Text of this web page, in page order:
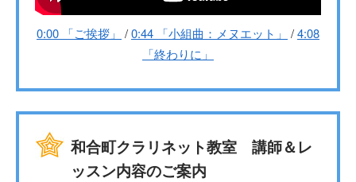
0:00 「ご挨拶」 /0:44 「小組曲：メヌエット」 /4:08
「終わりに」
和合町クラリネット教室 講師＆レ
ッスン内容のご案内